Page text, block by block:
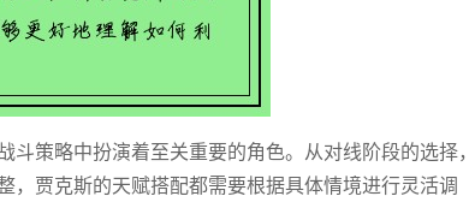
策略中扮演着至关重要的角色。从对线阶段的选择，
，贾克斯的天赋搭配都需要根据具体情境进行灵活调